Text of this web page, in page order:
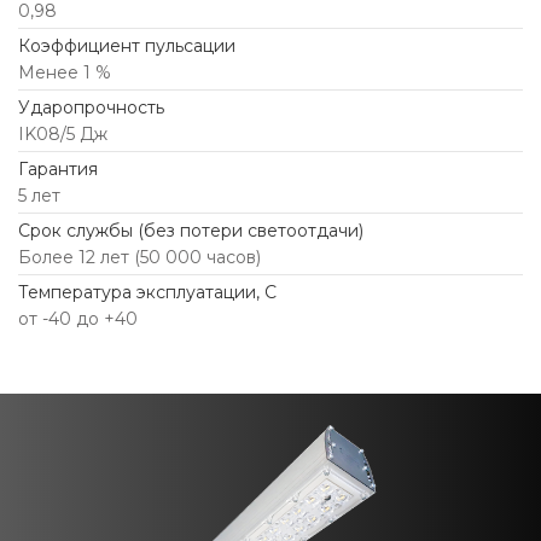
0,98
Коэффициент пульсации
Менее 1 %
Ударопрочность
IK08/5 Дж
Гарантия
5 лет
Срок службы (без потери светоотдачи)
Более 12 лет (50 000 часов)
Температура эксплуатации, С
от -40 до +40